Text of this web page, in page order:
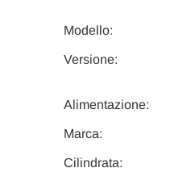
Modello:
Versione:
Cilindrata:
Alimentazione:
Marca: